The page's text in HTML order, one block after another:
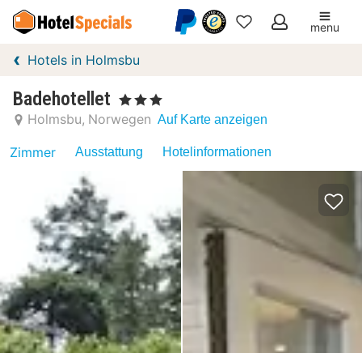
Meine
menu
Hotels in Holmsbu
Badehotellet , 3 Sterne
Holmsbu Norwegen Auf Karte anzeigen
Zimmer Ausstattung Hotelinformationen